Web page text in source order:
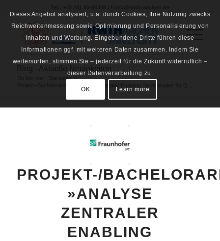
Startseite /
PROJEKT-/
»ANALYSE
ZENTRALER
ENABLING
Dieses Angebot analysiert, u.a. durch Cookies, Ihre Nutzung zwecks
Reichweitenmessung sowie Optimierung und Personalisierung von
Inhalten und Werbung. Eingebundene Dritte führen diese
Informationen ggf. mit weiteren Daten zusammen. Indem Sie
weitersurfen, stimmen Sie – jederzeit für die Zukunft widerruflich –
dieser Datenverarbeitung zu.
OK Learn more